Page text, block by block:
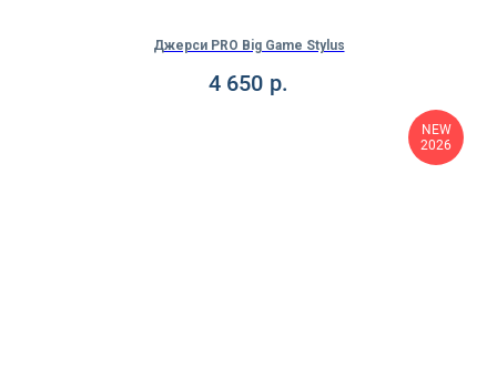
Джерси PRO Big Game Stylus
4 650 р.
NEW
2026